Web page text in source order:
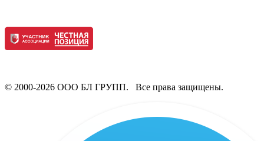
© 2000-2026 ООО БЛ ГРУПП. Все права защищены.